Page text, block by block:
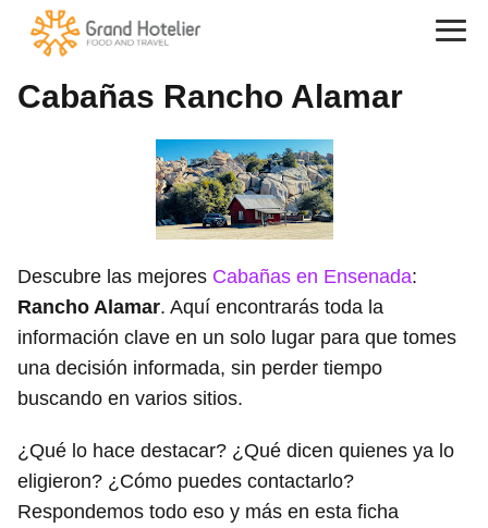
Cabañas Rancho Alamar
Descubre las mejores Cabañas en Ensenada:
Rancho Alamar. Aquí encontrarás toda la
información clave en un solo lugar para que tomes
una decisión informada, sin perder tiempo
buscando en varios sitios.
¿Qué lo hace destacar? ¿Qué dicen quienes ya lo
eligieron? ¿Cómo puedes contactarlo?
Respondemos todo eso y más en esta ficha